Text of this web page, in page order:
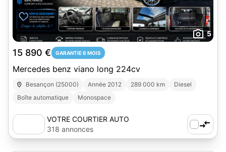
5
15 890 € GARANTIE 6 MOIS
Mercedes benz viano long 224cv
Besançon (25000) Année 2012 289 000 km
Diesel
Boîte automatique
Monospace
VOTRE COURTIER AUTO
318 annonces